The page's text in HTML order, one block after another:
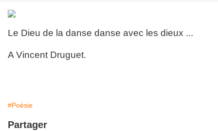
Le Dieu de la danse danse avec les dieux ...
A Vincent Druguet.
#Poésie
Partager